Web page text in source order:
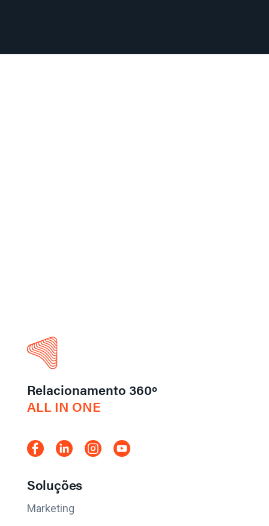
Relacionamento 360º
ALL IN ONE
Soluções
Marketing